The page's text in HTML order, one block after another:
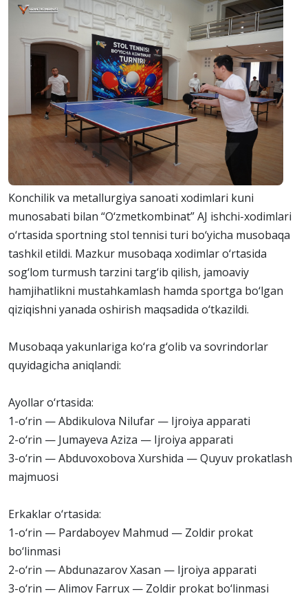
Konchilik va metallurgiya sanoati xodimlari kuni
munosabati bilan “O‘zmetkombinat” AJ ishchi-xodimlari
o‘rtasida sportning stol tennisi turi bo‘yicha musobaqa
tashkil etildi. Mazkur musobaqa xodimlar o‘rtasida
sog‘lom turmush tarzini targ‘ib qilish, jamoaviy
hamjihatlikni mustahkamlash hamda sportga bo‘lgan
qiziqishni yanada oshirish maqsadida o‘tkazildi.
Musobaqa yakunlariga ko‘ra g‘olib va sovrindorlar
quyidagicha aniqlandi:
Ayollar o‘rtasida:
1-o‘rin — Abdikulova Nilufar — Ijroiya apparati
2-o‘rin — Jumayeva Aziza — Ijroiya apparati
3-o‘rin — Abduvoxobova Xurshida — Quyuv prokatlash
majmuosi
Erkaklar o‘rtasida:
1-o‘rin — Pardaboyev Mahmud — Zoldir prokat
bo‘linmasi
2-o‘rin — Abdunazarov Xasan — Ijroiya apparati
3-o‘rin — Alimov Farrux — Zoldir prokat bo‘linmasi